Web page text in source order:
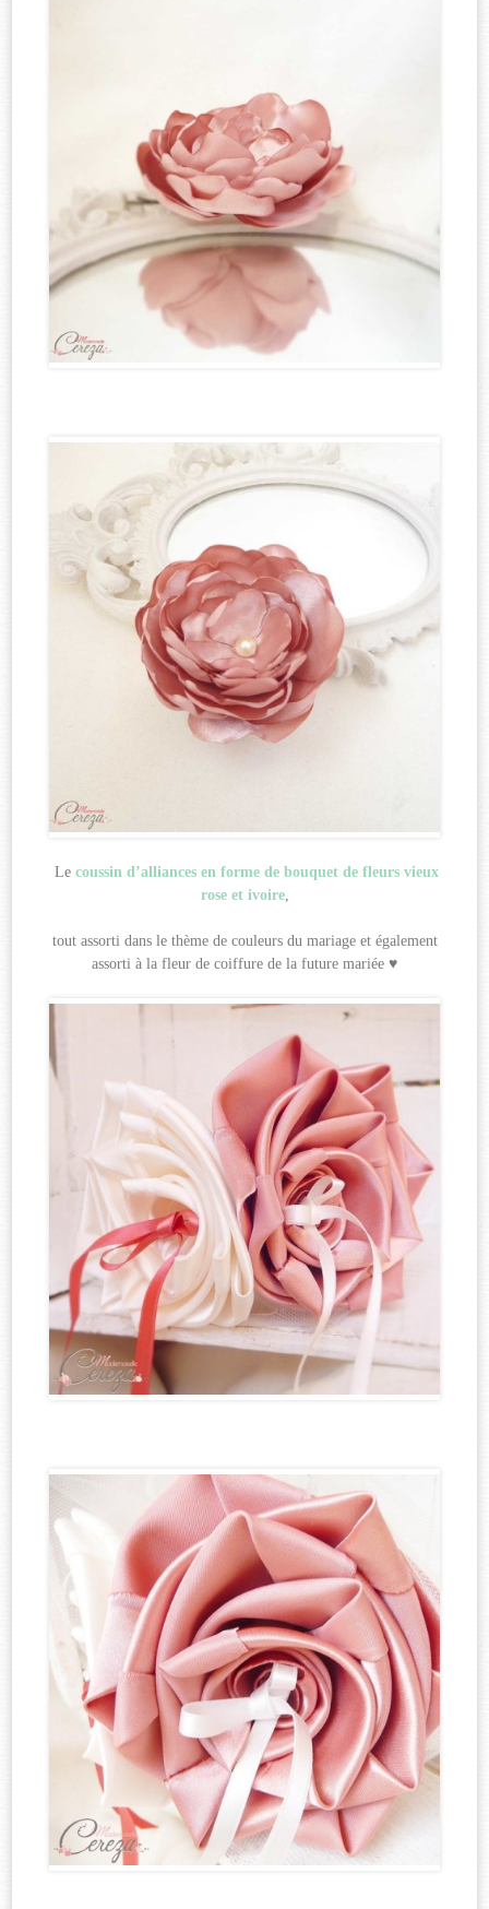
Le coussin d’alliances en forme de bouquet de fleurs vieux
rose et ivoire,
tout assorti dans le thème de couleurs du mariage et également
assorti à la fleur de coiffure de la future mariée ♥